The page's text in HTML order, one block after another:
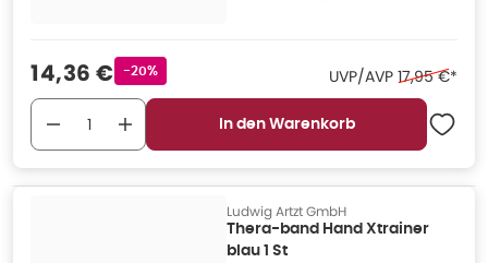
Verkaufspreis
14,36 € Rabattstempel
-20% UVP/AVP Ehemaliger
17,95 €*
In den Warenkorb
Ludwig Artzt GmbH
Thera-band Hand Xtrainer
blau 1 St